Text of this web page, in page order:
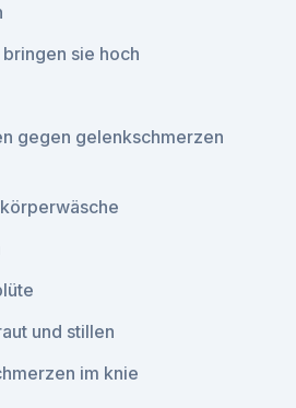
sie hoch
gegen gelenkschmerzen
und stillen
im knie